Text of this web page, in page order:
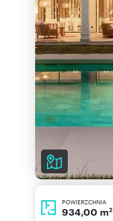
POWIERZCHNIA
934,00 m2